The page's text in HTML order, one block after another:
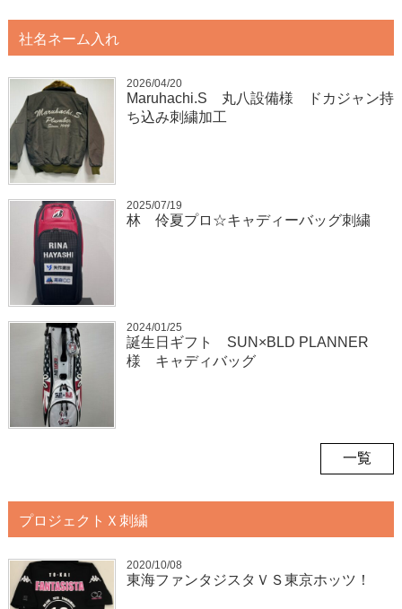
社名ネーム入れ
2026/04/20
Maruhachi.S 丸八設備様 ドカジャン持
ち込み刺繍加工
2025/07/19
林 伶夏プロ☆キャディーバッグ刺繍
2024/01/25
誕生日ギフト SUN×BLD PLANNER
様 キャディバッグ
一覧
プロジェクトＸ刺繍
2020/10/08
東海ファンタジスタＶＳ東京ホッツ！